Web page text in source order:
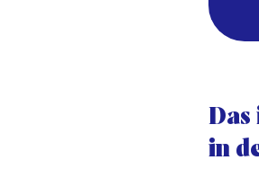
Das
in